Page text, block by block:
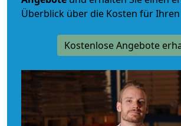
Überblick über die Kosten für
Kostenlose Angebote